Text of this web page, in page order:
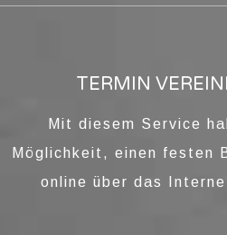
TERMIN
Mit diesem Service
Möglichkeit, einen festen
online über das